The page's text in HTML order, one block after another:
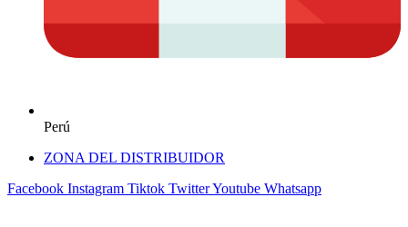
Perú
ZONA DEL DISTRIBUIDOR
Facebook Instagram Tiktok TwitterYoutube Whatsapp